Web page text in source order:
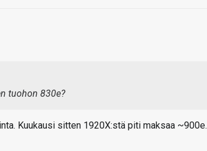
tuohon 830e?
Kuukausi sitten 1920X:stä piti maksaa ~900e.